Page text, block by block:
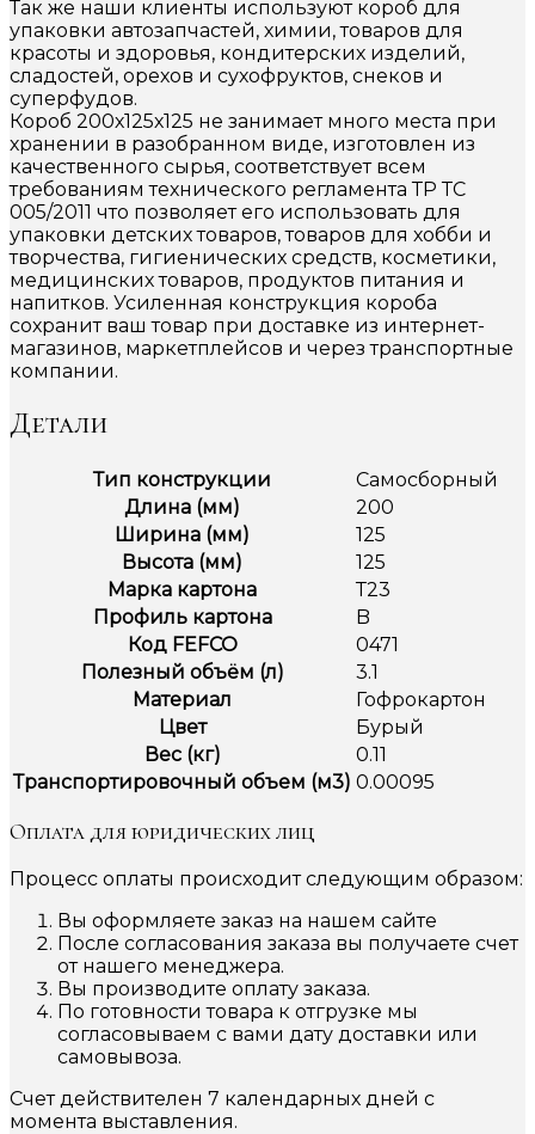
Так же наши клиенты используют короб для
упаковки автозапчастей, химии, товаров для
красоты и здоровья, кондитерских изделий,
сладостей, орехов и сухофруктов, снеков и
суперфудов.
Короб 200х125х125 не занимает много места при
хранении в разобранном виде, изготовлен из
качественного сырья, соответствует всем
требованиям технического регламента ТР ТС
005/2011 что позволяет его использовать для
упаковки детских товаров, товаров для хобби и
творчества, гигиенических средств, косметики,
медицинских товаров, продуктов питания и
напитков. Усиленная конструкция короба
сохранит ваш товар при доставке из интернет-
магазинов, маркетплейсов и через транспортные
компании.
Детали
Тип конструкции
Самосборный
Длина (мм)
200
Ширина (мм)
125
Высота (мм)
125
Марка картона
Т23
Профиль картона
B
Код FEFCO
0471
Полезный объём (л)
3.1
Материал
Гофрокартон
Цвет
Бурый
Вес (кг)
0.11
Транспортировочный объем (м3) 0.00095
Оплата для юридических лиц
Процесс оплаты происходит следующим образом:
Вы оформляете заказ на нашем сайте
После согласования заказа вы получаете счет
от нашего менеджера.
Вы производите оплату заказа.
По готовности товара к отгрузке мы
согласовываем с вами дату доставки или
самовывоза.
Счет действителен 7 календарных дней с
момента выставления.